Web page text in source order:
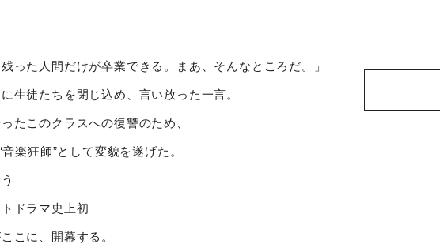
った人間だけが卒業できる。まあ、そんなところだ。」
生徒たちを閉じ込め、言い放った一言。
たこのクラスへの復讐のため、
音楽狂師”として変貌を遂げた。
ドラマ史上初
こに、開幕する。